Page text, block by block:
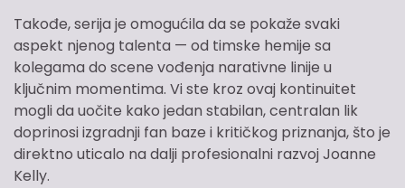
Takođe, serija je omogućila da se pokaže svaki
aspekt njenog talenta — od timske hemije sa
kolegama do scene vođenja narativne linije u
ključnim momentima. Vi ste kroz ovaj kontinuitet
mogli da uočite kako jedan stabilan, centralan lik
doprinosi izgradnji fan baze i kritičkog priznanja, što je
direktno uticalo na dalji profesionalni razvoj Joanne
Kelly.